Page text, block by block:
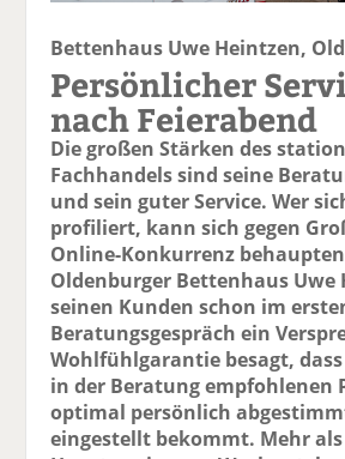
Bettenhaus Uwe Heintzen,
Persönlicher
nach Feierabend
Die großen Stärken des
Fachhandels sind seine
und sein guter Service. Wer
profiliert, kann sich gegen
Online-Konkurrenz
Oldenburger Bettenhaus Uwe
seinen Kunden schon im
Beratungsgespräch ein
Wohlfühlgarantie besagt,
in der Beratung empfohlenen
optimal persönlich
eingestellt bekommt. Mehr als